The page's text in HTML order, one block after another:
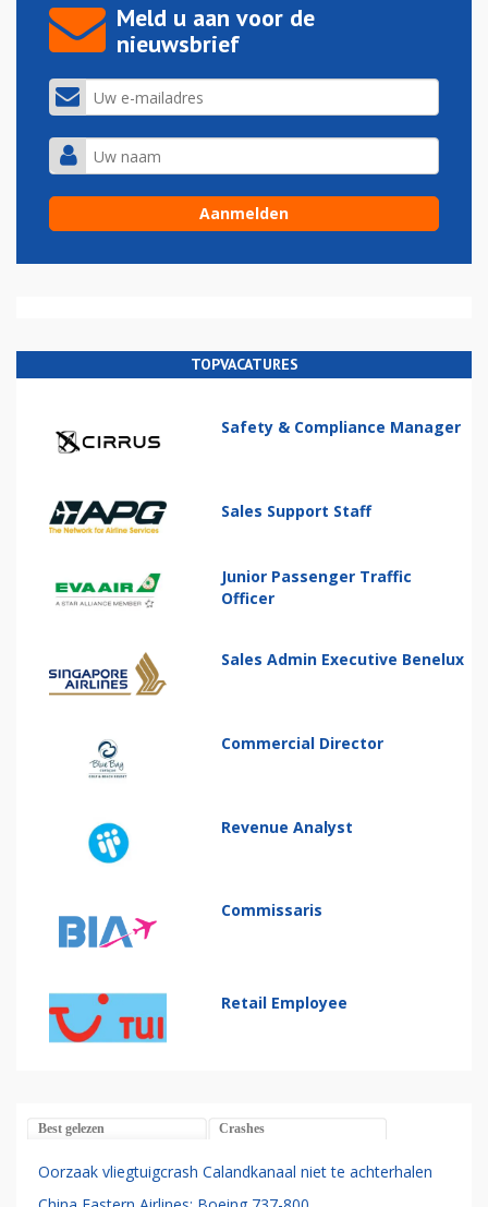
Meld u aan voor de
nieuwsbrief
TOPVACATURES
Safety & Compliance Manager
Sales Support Staff
Junior Passenger Traffic
Officer
Sales Admin Executive Benelux
Commercial Director
Revenue Analyst
Commissaris
Retail Employee
Best gelezen Crashes
Oorzaak vliegtuigcrash Calandkanaal niet te achterhalen